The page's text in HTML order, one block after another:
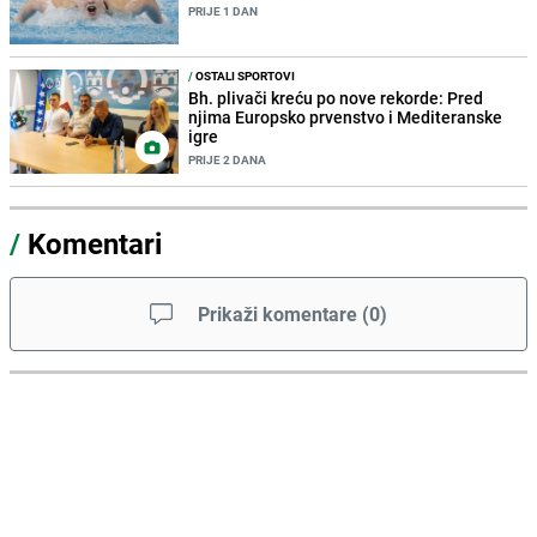
PRIJE 1 DAN
/OSTALI SPORTOVI
Bh. plivači kreću po nove rekorde: Pred
njima Europsko prvenstvo i Mediteranske
igre
PRIJE 2 DANA
/ Komentari
Prikaži komentare (0)